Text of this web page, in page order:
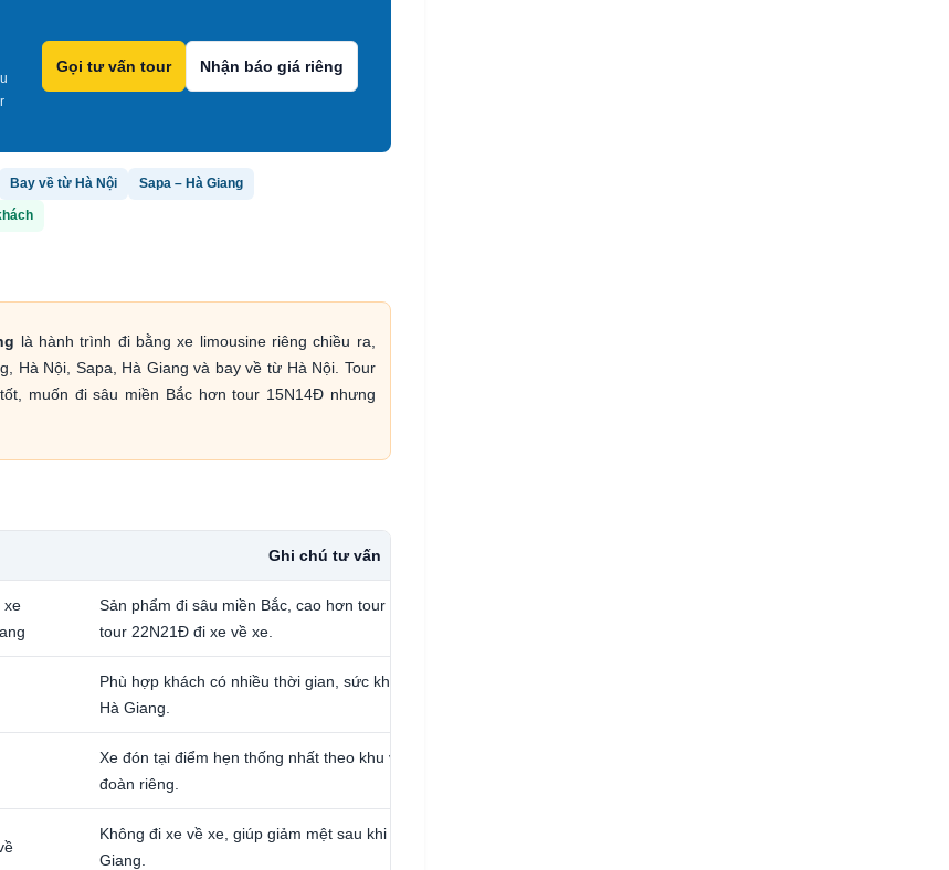
Gọi tư vấn tour Nhận báo giá riêng
Bay về từ Hà Nội Sapa – Hà Giang
là hành trình đi bằng xe limousine riêng chiều ra,
Hà Nội, Sapa, Hà Giang và bay về từ Hà Nội. Tour
muốn đi sâu miền Bắc hơn tour 15N14Đ nhưng
Ghi chú tư vấn
xe
Sản phẩm đi sâu miền Bắc, cao hơn tour 15N14Đ và nhẹ hơn
tour 22N21Đ đi xe về xe.
Phù hợp khách có nhiều thời gian, sức khỏe tốt và muốn thêm
Hà Giang.
Xe đón tại điểm hẹn thống nhất theo khu vực gia đình hoặc
đoàn riêng.
Không đi xe về xe, giúp giảm mệt sau khi đã đi sâu Sapa – Hà
Giang.